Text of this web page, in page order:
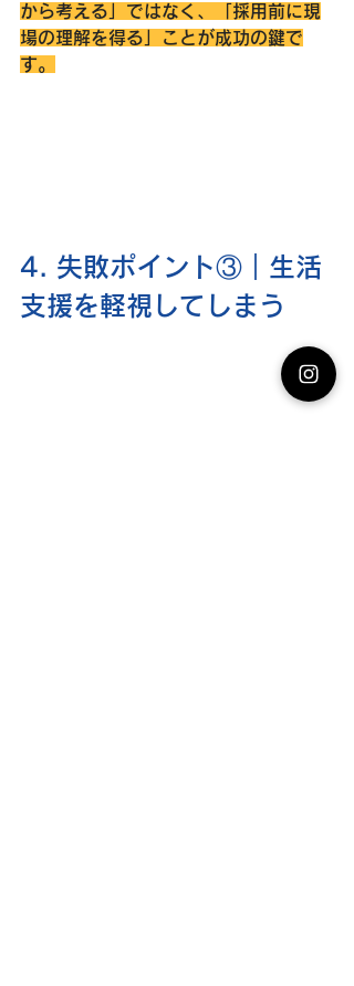
から考える」ではなく、「採用前に現
場の理解を得る」ことが成功の鍵で
す。
4. 失敗ポイント③｜生活
支援を軽視してしまう